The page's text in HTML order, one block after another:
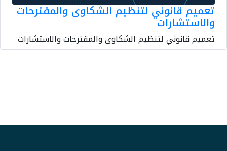
تعميم قانوني لتنظيم الشكاوى والمقترحات
والاستشارات
تعميم قانوني لتنظيم الشكاوى والمقترحات والاستشارات